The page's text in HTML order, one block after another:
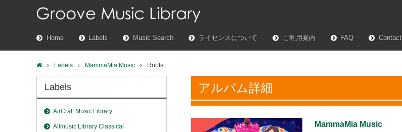
Home Labels Music Search ライセンスについて ご利用案内 FAQ Contact
Labels MammaMia Music Roots
アルバム詳細
MammaMia Music
Labels
AirCraft Music Library
Allmusic Library Classical